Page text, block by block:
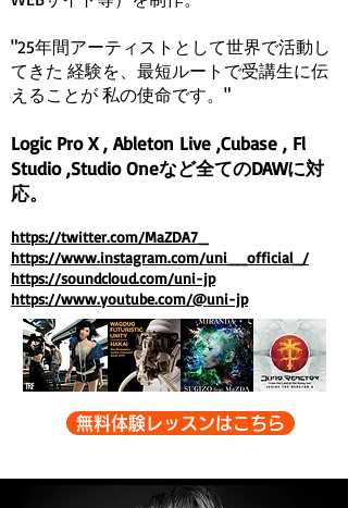
"25年間アーティストとして世界で活動し
てきた 経験を、最短ルートで受講生に伝
えることが 私の使命です。"
Logic Pro X , Ableton Live ,Cubase , Fl
Studio ,Studio Oneなど全てのDAWに対
応。
https://twitter.com/MaZDA7_
https://www.instagram.com/uni__official_/
https://soundcloud.com/uni-jp
https://www.youtube.com/@uni-jp
無料体験レッスンはこちら